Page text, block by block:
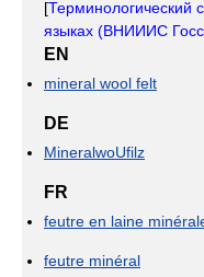
[Терминологический
языках (ВНИИИС
EN
mineral wool felt
DE
MineralwoUfilz
FR
feutre en laine
feutre minéral